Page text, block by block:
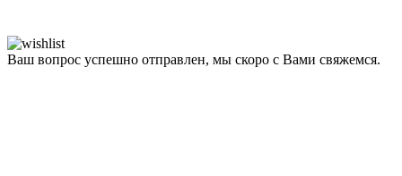
Ваш вопрос успешно отправлен, мы скоро с Вами свяжемся.